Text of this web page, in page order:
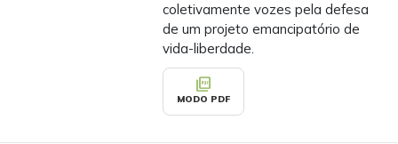
coletivamente vozes pela defesa
de um projeto emancipatório de
vida-liberdade.
picture_as_pdf
MODO PDF